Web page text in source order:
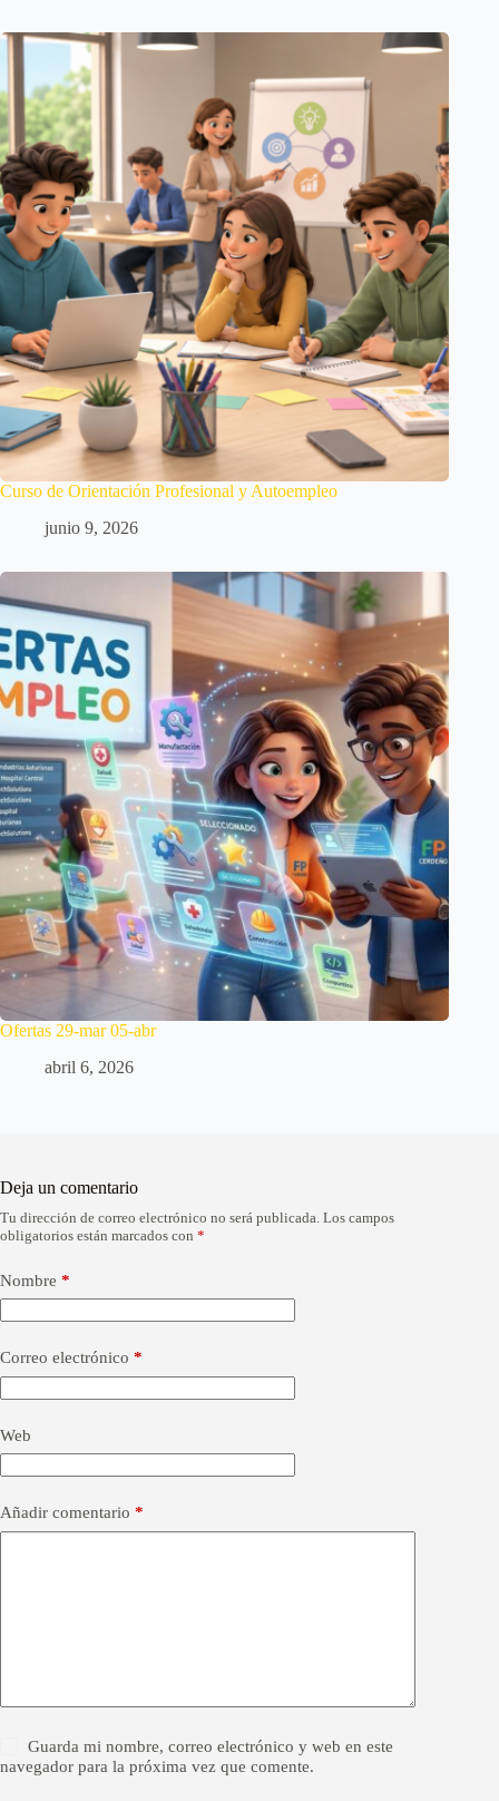
Curso de Orientación Profesional y Autoempleo
junio 9, 2026
Ofertas 29-mar 05-abr
abril 6, 2026
Deja un comentario
Tu dirección de correo electrónico no será publicada. Los campos
obligatorios están marcados con *
Nombre *
Correo electrónico *
Web
Añadir comentario *
Guarda mi nombre, correo electrónico y web en este
navegador para la próxima vez que comente.
A
l
e
r
n
t
i
v
: